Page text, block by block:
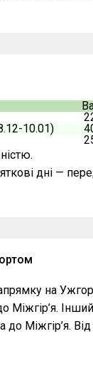
10.01)
дні —
на
Міжгір’я.
до Міжгір’я.